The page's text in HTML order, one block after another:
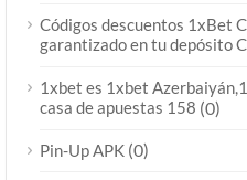
Códigos descuentos 1xBet
garantizado en tu depósito
1xbet es 1xbet
casa de apuestas 158 (0)
Pin-Up APK (0)